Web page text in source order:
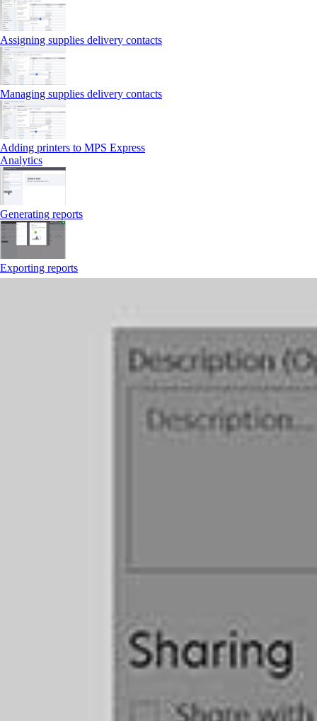
Assigning supplies delivery contacts
Managing supplies delivery contacts
Adding printers to MPS Express
Analytics
Generating reports
Exporting reports